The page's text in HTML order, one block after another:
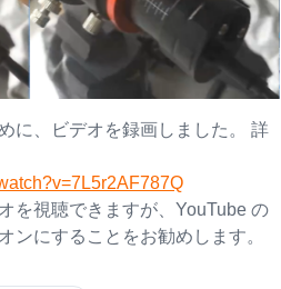
に、ビデオを録画しました。 詳
を視聴できますが、YouTube の
ンにすることをお勧めします。